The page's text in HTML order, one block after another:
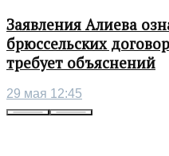
Заявления Алиева
брюссельских
требует объяснений
29 мая 12:45